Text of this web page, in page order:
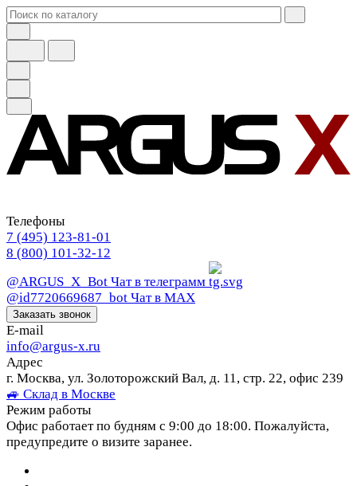
Телефоны
7 (495) 123-81-01
8 (800) 101-32-12
@ARGUS_X_Bot Чат в телеграмм
@id7720669687_bot Чат в МАХ
Заказать звонок
E-mail
info@argus-x.ru
Адрес
г. Москва, ул. Золоторожский Вал, д. 11, стр. 22, офис 239
🚙 Склад в Москве
Режим работы
Офис работает по будням с 9:00 до 18:00. Пожалуйста,
предупредите о визите заранее.